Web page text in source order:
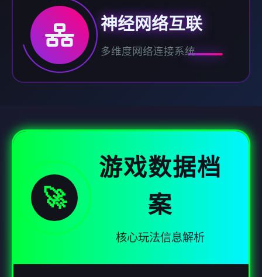
神经网络互联
多维度网络连接系统
🚀
游戏数据档
案
核心玩法信息解析